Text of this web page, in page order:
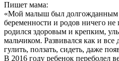
Пишет мама:
«Мой малыш был
беременности и родов ничего
родился здоровым и крепким,
мальчиком. Развивался как и все
гулить, ползать, сидеть, даже
В 2016 году ребенок переболел